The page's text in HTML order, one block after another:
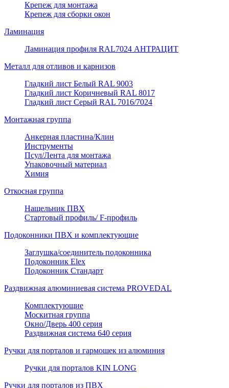
Крепеж для монтажа
Крепеж для сборки окон
Ламинация
Ламинация профиля RAL7024 АНТРАЦИТ
Металл для отливов и карнизов
Гладкий лист Белый RAL 9003
Гладкий лист Коричневый RAL 8017
Гладкий лист Серый RAL 7016/7024
Монтажная группа
Анкерная пластина/Клин
Инструменты
Псул/Лента для монтажа
Упаковочный материал
Химия
Откосная группа
Нащельник ПВХ
Стартовый профиль/ F-профиль
Подоконники ПВХ и комплектующие
Заглушка/соединитель подоконника
Подоконник Elex
Подоконник Стандарт
Раздвижная алюминиевая система PROVEDAL
Комплектующие
Москитная группа
Окно/Дверь 400 серия
Раздвижная система 640 серия
Ручки для порталов и гармошек из алюминия
Ручки для порталов KIN LONG
Ручки для порталов из ПВХ